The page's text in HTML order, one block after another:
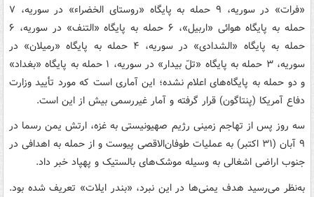
«فرات» در سوریه، ۹ حمله به پایگاه «روستای الخضراء» در سوریه، ۷
حمله به پایگاه هوائی «اربیل»، ۶ حمله به پایگاه «التنف» در سوریه، ۶
حمله به پایگاه «الشدادی» در سوریه، ۴ حمله به پایگاه «رمیلان» در
سوریه، ۳ حمله به پایگاه «تلّ بیدار» در سوریه، ۱ حمله به پایگاه «بغداد»
و دو حمله به پایگاه‌های اعلام نشده؛ این آماری است که مورد تأیید وزارت
دفاع آمریکا (پنتاگون) قرار گرفته و آمار غیررسمی بیش از این است.
سه روز پس از تهاجم زمینی رژیم صهیونیستی به غزه، ارتش یمن رسما در
۹ آبان (۳۱ اکتبر) به عملیات طوفان‌الاقصی پیوست و از حمله به اهدافی در
جنوب اراضی اشغالی به وسیله موشک‌های بالستیک و پهپاد خبر داد.
به‌نظر می‌رسید هدف یمنی‌ها در این نبرد، «بندر ایلات» تعریف شده بود.